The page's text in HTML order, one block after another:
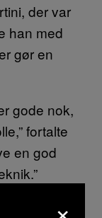
der var
han med
gør en
gode nok,
fortalte
en god